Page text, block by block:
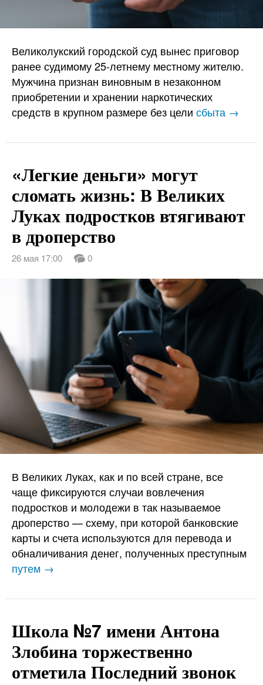
Великолукский городской суд вынес приговор
ранее судимому 25-летнему местному жителю.
Мужчина признан виновным в незаконном
приобретении и хранении наркотических
средств в крупном размере без цели сбыта →
«Легкие деньги» могут
сломать жизнь: В Великих
Луках подростков втягивают
в дроперство
26 мая 17:00 0
В Великих Луках, как и по всей стране, все
чаще фиксируются случаи вовлечения
подростков и молодежи в так называемое
дроперство — схему, при которой банковские
карты и счета используются для перевода и
обналичивания денег, полученных преступным
путем →
Школа №7 имени Антона
Злобина торжественно
отметила Последний звонок